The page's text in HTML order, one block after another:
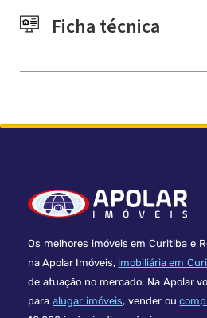
Ficha técnica
Os melhores imóveis em Curitiba e
na Apolar Imóveis, imobiliária em
de atuação no mercado. Na Apolar
para alugar imóveis, vender ou